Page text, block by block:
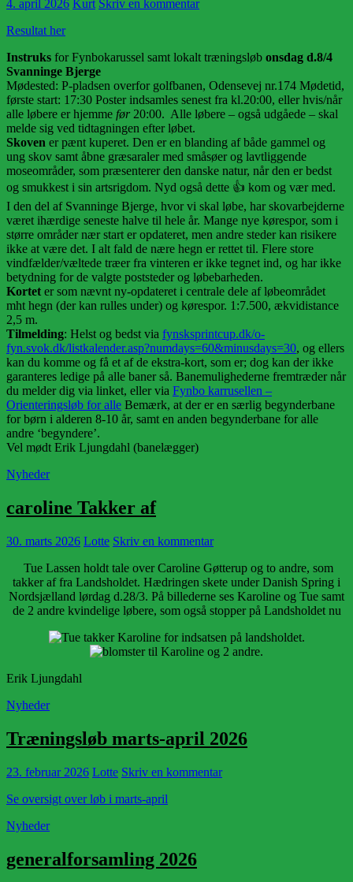
4. april 2026 Kurt Skriv en kommentar
Resultat her
Instruks for Fynbokarussel samt lokalt træningsløb onsdag d.8/4
Svanninge Bjerge
Mødested: P-pladsen overfor golfbanen, Odensevej nr.174 Mødetid,
første start: 17:30 Poster indsamles senest fra kl.20:00, eller hvis/når
alle løbere er hjemme før20:00. Alle løbere – også udgåede – skal
melde sig ved tidtagningen efter løbet.
Skoven er pænt kuperet. Den er en blanding af både gammel og
ung skov samt åbne græsaraler med småsøer og lavtliggende
moseområder, som præsenterer den danske natur, når den er bedst
og smukkest i sin artsrigdom. Nyd også dette 👍 kom og vær med.
I den del af Svanninge Bjerge, hvor vi skal løbe, har skovarbejderne
været ihærdige seneste halve til hele år. Mange nye kørespor, som i
større områder nær start er opdateret, men andre steder kan risikere
ikke at være det. I alt fald de nære hegn er rettet til. Flere store
vindfælder/væltede træer fra vinteren er ikke tegnet ind, og har ikke
betydning for de valgte poststeder og løbebarheden.
Kortet er som nævnt ny-opdateret i centrale dele af løbeområdet
mht hegn (der kan rulles under) og kørespor. 1:7.500, ækvidistance
2,5 m.
Tilmelding: Helst og bedst via fynsksprintcup.dk/o-
fyn.svok.dk/listkalender.asp?numdays=60&minusdays=30, og ellers
kan du komme og få et af de ekstra-kort, som er; dog kan der ikke
garanteres ledige på alle baner så. Banemulighederne fremtræder når
du melder dig via linket, eller via Fynbo karrusellen –
Orienteringsløb for alle Bemærk, at der er en særlig begynderbane
for børn i alderen 8-10 år, samt en anden begynderbane for alle
andre ‘begyndere’.
Vel mødt Erik Ljungdahl (banelægger)
Nyheder
caroline Takker af
30. marts 2026 Lotte Skriv en kommentar
Tue Lassen holdt tale over Caroline Gøtterup og to andre, som
takker af fra Landsholdet. Hædringen skete under Danish Spring i
Nordsjælland lørdag d.28/3. På billederne ses Karoline og Tue samt
de 2 andre kvindelige løbere, som også stopper på Landsholdet nu
Erik Ljungdahl
Nyheder
Træningsløb marts-april 2026
23. februar 2026 Lotte Skriv en kommentar
Se oversigt over løb i marts-april
Nyheder
generalforsamling 2026